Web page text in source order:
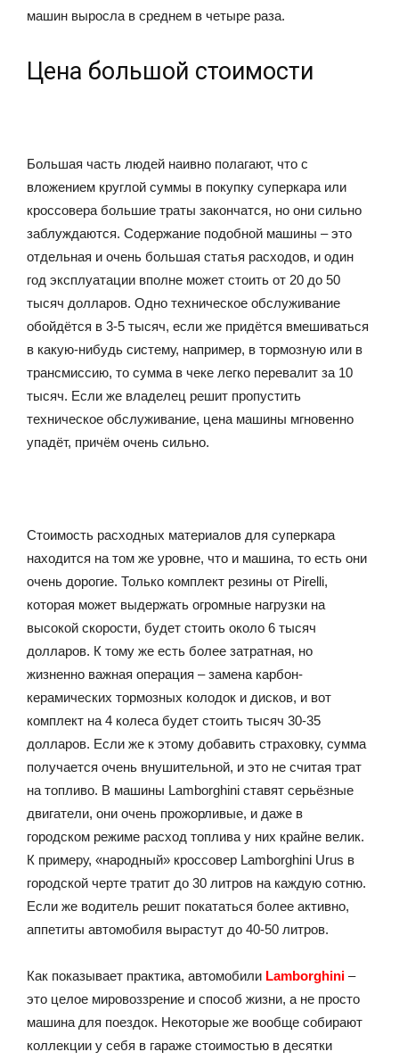
машин выросла в среднем в четыре раза.
Цена большой стоимости
Большая часть людей наивно полагают, что с
вложением круглой суммы в покупку суперкара или
кроссовера большие траты закончатся, но они сильно
заблуждаются. Содержание подобной машины – это
отдельная и очень большая статья расходов, и один
год эксплуатации вполне может стоить от 20 до 50
тысяч долларов. Одно техническое обслуживание
обойдётся в 3-5 тысяч, если же придётся вмешиваться
в какую-нибудь систему, например, в тормозную или в
трансмиссию, то сумма в чеке легко перевалит за 10
тысяч. Если же владелец решит пропустить
техническое обслуживание, цена машины мгновенно
упадёт, причём очень сильно.
Стоимость расходных материалов для суперкара
находится на том же уровне, что и машина, то есть они
очень дорогие. Только комплект резины от Pirelli,
которая может выдержать огромные нагрузки на
высокой скорости, будет стоить около 6 тысяч
долларов. К тому же есть более затратная, но
жизненно важная операция – замена карбон-
керамических тормозных колодок и дисков, и вот
комплект на 4 колеса будет стоить тысяч 30-35
долларов. Если же к этому добавить страховку, сумма
получается очень внушительной, и это не считая трат
на топливо. В машины Lamborghini ставят серьёзные
двигатели, они очень прожорливые, и даже в
городском режиме расход топлива у них крайне велик.
К примеру, «народный» кроссовер Lamborghini Urus в
городской черте тратит до 30 литров на каждую сотню.
Если же водитель решит покататься более активно,
аппетиты автомобиля вырастут до 40-50 литров.
Как показывает практика, автомобили Lamborghini –
это целое мировоззрение и способ жизни, а не просто
машина для поездок. Некоторые же вообще собирают
коллекции у себя в гараже стоимостью в десятки